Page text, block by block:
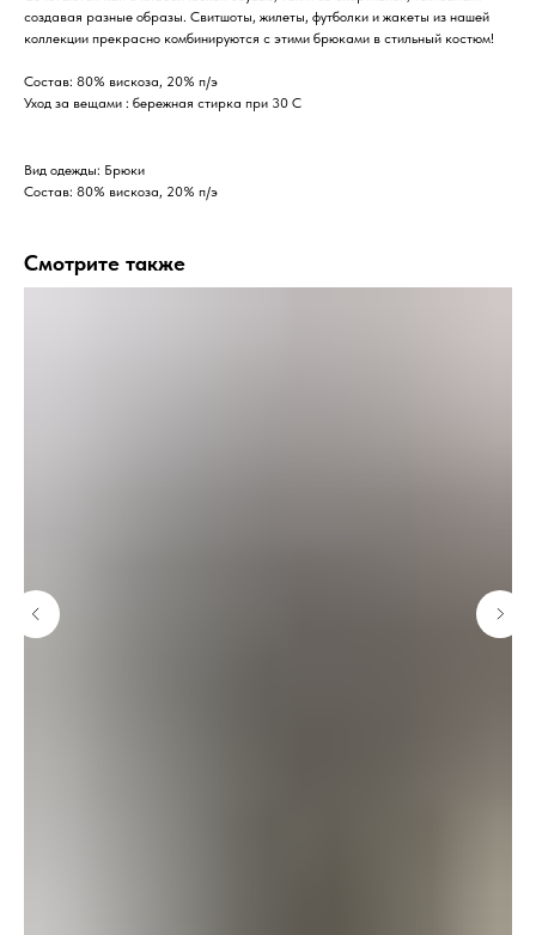
создавая разные образы. Свитшоты, жилеты, футболки и жакеты из нашей
коллекции прекрасно комбинируются с этими брюками в стильный костюм!
Состав: 80% вискоза, 20% п/э
Уход за вещами : бережная стирка при 30 С
Вид одежды: Брюки
Состав: 80% вискоза, 20% п/э
Смотрите также